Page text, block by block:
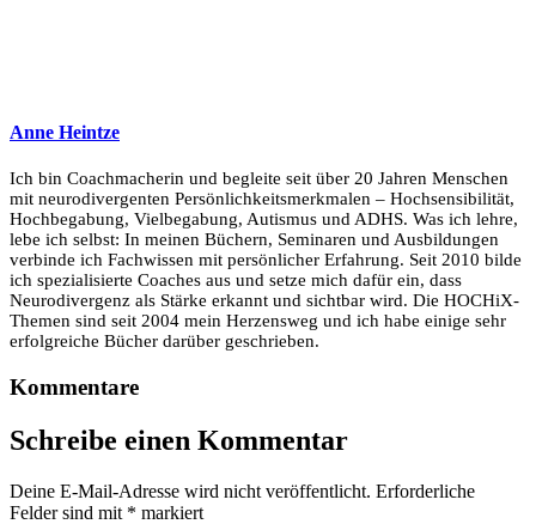
Anne Heintze
Ich bin Coachmacherin und begleite seit über 20 Jahren Menschen
mit neurodivergenten Persönlichkeitsmerkmalen – Hochsensibilität,
Hochbegabung, Vielbegabung, Autismus und ADHS. Was ich lehre,
lebe ich selbst: In meinen Büchern, Seminaren und Ausbildungen
verbinde ich Fachwissen mit persönlicher Erfahrung. Seit 2010 bilde
ich spezialisierte Coaches aus und setze mich dafür ein, dass
Neurodivergenz als Stärke erkannt und sichtbar wird. Die HOCHiX-
Themen sind seit 2004 mein Herzensweg und ich habe einige sehr
erfolgreiche Bücher darüber geschrieben.
Kommentare
Schreibe einen Kommentar
Deine E-Mail-Adresse wird nicht veröffentlicht. Erforderliche
Felder sind mit * markiert